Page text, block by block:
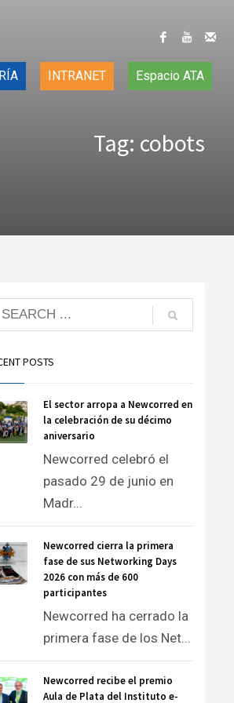
INTRANET Espacio ATA
Tag: cobots
POSTS
El sector arropa a Newcorred en
la celebración de su décimo
aniversario
Newcorred celebró el
pasado 29 de junio en
Madr...
Newcorred cierra la primera
fase de sus Networking Days
2026 con más de 600
participantes
Newcorred ha cerrado la
primera fase de los Net...
Newcorred recibe el premio
Aula de Plata del Instituto e-